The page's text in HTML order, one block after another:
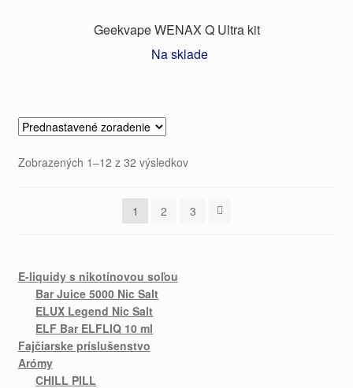
Geekvape WENAX Q Ultra kit
Na sklade
Zobrazených 1–12 z 32 výsledkov
1 2 3
E-liquidy s nikotínovou soľou
Bar Juice 5000 Nic Salt
ELUX Legend Nic Salt
ELF Bar ELFLIQ 10 ml
Fajčiarske príslušenstvo
Arómy
CHILL PILL